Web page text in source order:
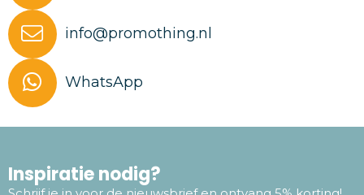
info@promothing.nl
WhatsApp
Inspiratie nodig?